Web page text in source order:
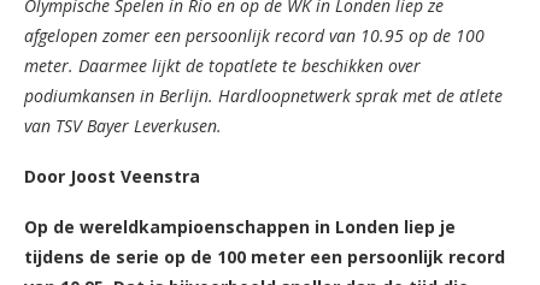
Olympische Spelen in Rio en op de WK in Londen liep ze
afgelopen zomer een persoonlijk record van 10.95 op de 100
meter. Daarmee lijkt de topatlete te beschikken over
podiumkansen in Berlijn. Hardloopnetwerk sprak met de atlete
van TSV Bayer Leverkusen.
Door Joost Veenstra
Op de wereldkampioenschappen in Londen liep je
tijdens de serie op de 100 meter een persoonlijk record